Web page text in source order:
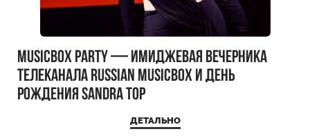
MUSICBOX PARTY — имиджевая вечерника
телеканала RUSSIAN MUSICBOX и день
рождения Sandra Top
ДЕТАЛЬНО